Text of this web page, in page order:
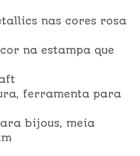
nas cores rosa
na estampa que
ferramenta para
bijous, meia